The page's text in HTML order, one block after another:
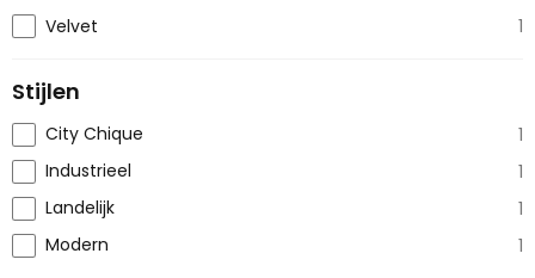
Velvet 1
Stijlen
City Chique
1
Industrieel
1
Landelijk
1
Modern
1